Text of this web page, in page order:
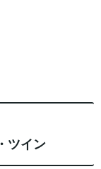
ツイン